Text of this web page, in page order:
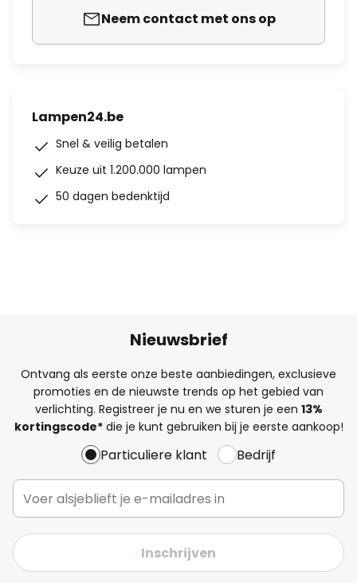
Neem contact met ons op
Lampen24.be
Snel & veilig betalen
Keuze uit 1.200.000 lampen
50 dagen bedenktijd
Nieuwsbrief
Ontvang als eerste onze beste aanbiedingen, exclusieve
promoties en de nieuwste trends op het gebied van
verlichting. Registreer je nu en we sturen je een 13%
kortingscode*die je kunt gebruiken bij je eerste aankoop!
Particuliere klant Bedrijf
Inschrijven